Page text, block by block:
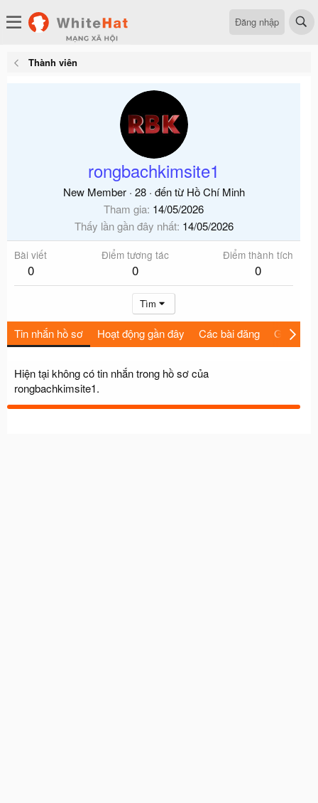
Đăng nhập
Thành viên
rongbachkimsite1
New Member · 28 · đến từ Hồ Chí Minh
Tham gia 14/05/2026
Thấy lần gần đây nhất 14/05/2026
Bài viết
0
Điểm tương tác
0
Điểm thành tích
0
Tìm
Tin nhắn hồ sơ Hoạt động gần đây Các bài đăng Giới thiệu
Hiện tại không có tin nhắn trong hồ sơ của
rongbachkimsite1.